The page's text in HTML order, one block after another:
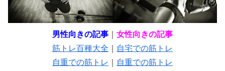
男性向きの記事
女性向きの記事
筋トレ百種大全
自宅での筋トレ
自重での筋トレ
自重での筋トレ